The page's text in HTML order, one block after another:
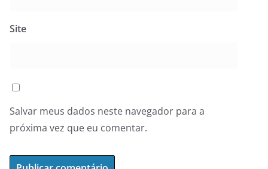
Site
Salvar meus dados neste navegador para a
próxima vez que eu comentar.